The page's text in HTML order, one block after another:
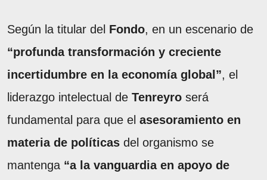
Según la titular del Fondo, en un escenario de
“profunda transformación y creciente
incertidumbre en la economía global”, el
liderazgo intelectual de Tenreyro será
fundamental para que el asesoramiento en
materia de políticas del organismo se
mantenga “a la vanguardia en apoyo de